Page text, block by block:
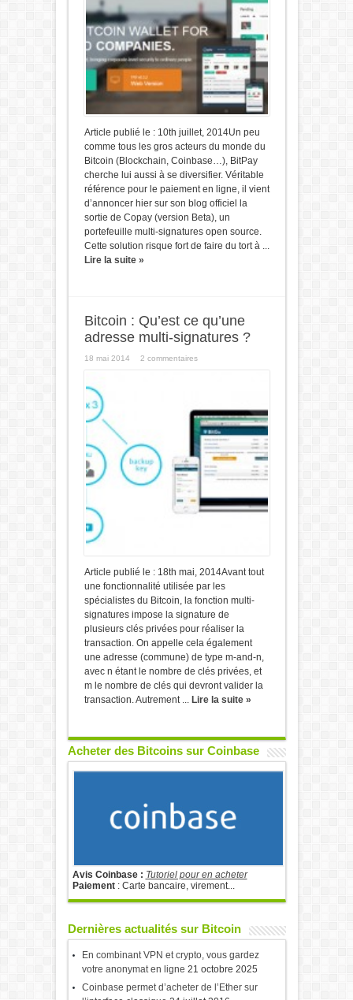
Article publié le : 10th juillet, 2014Un peu
comme tous les gros acteurs du monde du
Bitcoin (Blockchain, Coinbase…), BitPay
cherche lui aussi à se diversifier. Véritable
référence pour le paiement en ligne, il vient
d’annoncer hier sur son blog officiel la
sortie de Copay (version Beta), un
portefeuille multi-signatures open source.
Cette solution risque fort de faire du tort à ...
Lire la suite »
Bitcoin : Qu’est ce qu’une
adresse multi-signatures ?
18 mai 2014 2 commentaires
Article publié le : 18th mai, 2014Avant tout
une fonctionnalité utilisée par les
spécialistes du Bitcoin, la fonction multi-
signatures impose la signature de
plusieurs clés privées pour réaliser la
transaction. On appelle cela également
une adresse (commune) de type m-and-n,
avec n étant le nombre de clés privées, et
m le nombre de clés qui devront valider la
transaction. Autrement ... Lire la suite »
Acheter des Bitcoins sur Coinbase
Avis Coinbase : Tutoriel pour en acheter
Paiement: Carte bancaire, virement...
Dernières actualités sur Bitcoin
En combinant VPN et crypto, vous gardez
votre anonymat en ligne 21 octobre 2025
Coinbase permet d’acheter de l’Ether sur